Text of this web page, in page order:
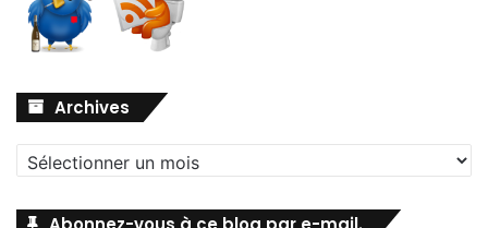
Archives Archives